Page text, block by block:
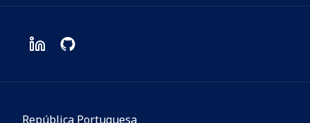
República Portuguesa